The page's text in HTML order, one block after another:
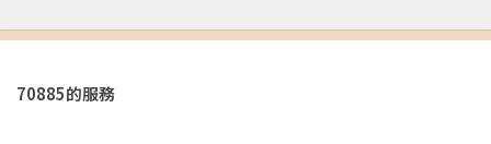
70885的服務